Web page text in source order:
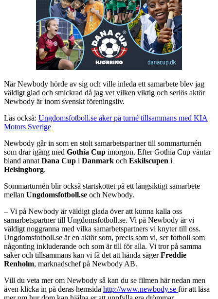
När Newbody hörde av sig och ville inleda ett samarbete blev jag
väldigt glad och smickrad då jag vet vilken viktig och seriös aktör
Newbody är inom svenskt föreningsliv.
Läs också: Ungdomsfotboll.se åker på turné tillsammans med KIA
Motors Sverige
Newbody går in som en stolt samarbetspartner till sommarturnén
som drar igång med Gothia Cup imorgon. Efter Gothia Cup väntar
bland annat Dana Cup i Danmark och Eskilscupen i
Helsingborg.
Sommarturnén blir också startskottet på ett långsiktigt samarbete
mellan Ungdomsfotboll.se och Newbody.
– Vi på Newbody är väldigt glada över att kunna kalla oss
samarbetspartner till Ungdomsfotboll.se. Vi på Newbody är vi
väldigt noggranna med vilka samarbetspartners vi knyter till oss.
Ungdomsfotboll.se är en aktör som, precis som vi, ser fotboll som
någonting inkluderande och som är till för alla. Vi tror på samma
saker och tillsammans kan vi få det att hända sägerFreddie
Renholm, marknadschef på Newbody AB.
Vill du veta mer om Newbody så kan du se filmen här nedan men
även klicka in på deras hemsida http://www.newbody.se för att läsa